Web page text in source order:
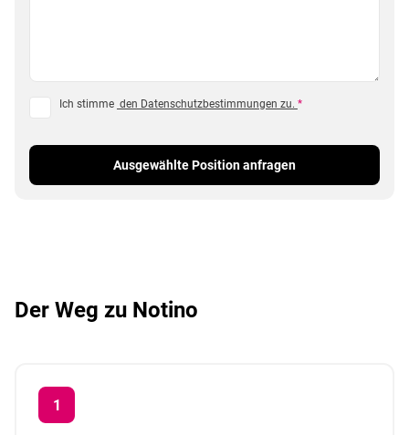
Ich stimme den Datenschutzbestimmungen zu. *
Ausgewählte Position anfragen
Der Weg zu Notino